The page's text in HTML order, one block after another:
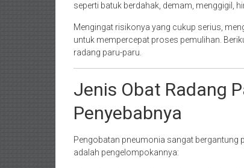
seperti batuk berdahak, demam, menggigil,
Mengingat risikonya yang cukup serius,
untuk mempercepat proses pemulihan.
radang paru-paru.
Jenis Obat Radang
Penyebabnya
Pengobatan pneumonia sangat bergantung
adalah pengelompokannya: